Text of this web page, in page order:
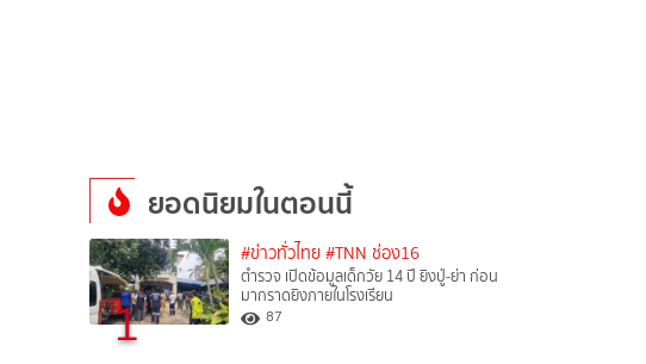
ยอดนิยมในตอนนี้
1
#ข่าวทั่วไทย #TNN ช่อง16
ตำรวจ เปิดข้อมูลเด็กวัย 14 ปี ยิงปู่-ย่า ก่อน
มากราดยิงภายในโรงเรียน
87